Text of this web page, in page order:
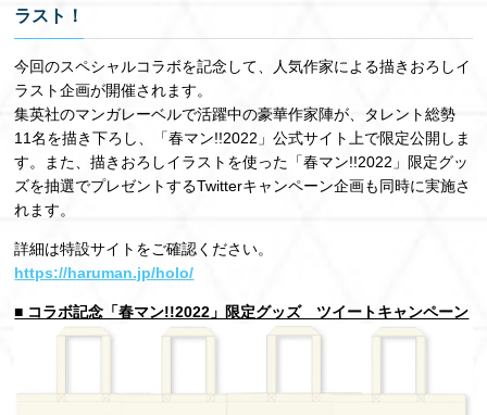
ラスト！
今回のスペシャルコラボを記念して、人気作家による描きおろしイ
ラスト企画が開催されます。
集英社のマンガレーベルで活躍中の豪華作家陣が、タレント総勢
11名を描き下ろし、「春マン!!2022」公式サイト上で限定公開しま
す。また、描きおろしイラストを使った「春マン!!2022」限定グッ
ズを抽選でプレゼントするTwitterキャンペーン企画も同時に実施さ
れます。
詳細は特設サイトをご確認ください。
https://haruman.jp/holo/
■ コラボ記念「春マン!!2022」限定グッズ ツイートキャンペーン